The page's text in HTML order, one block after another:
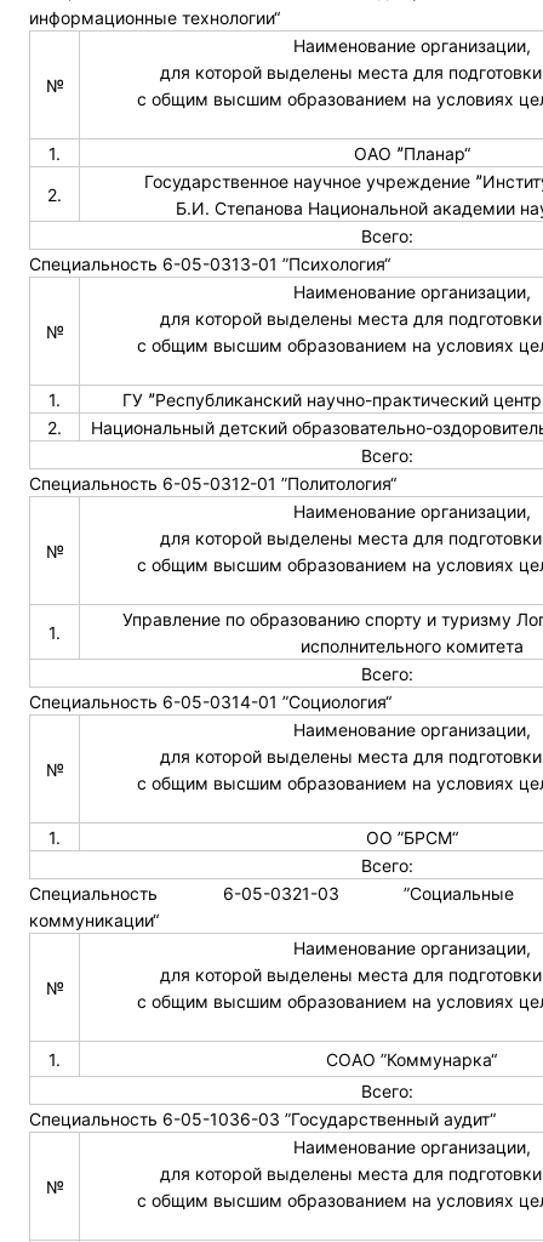
информационные технологии“
№
Наименование организации,
для которой выделены места для
с общим высшим образованием на условиях
1.
ОАО ˮПланар“
2.
Государственное научное учреждение
Б.И. Степанова Национальной академии
Всего:
Специальность 6-05-0313-01 ”Психология“
№
Наименование организации,
для которой выделены места для
с общим высшим образованием на условиях
1.
ГУ ˮРеспубликанский научно-практический
2.
Национальный детский образовательно-
Всего:
Специальность 6-05-0312-01 ”Политология“
№
Наименование организации,
для которой выделены места для
с общим высшим образованием на условиях
1.
Управление по образованию спорту и туризму
исполнительного комитета
Всего:
Специальность 6-05-0314-01 ”Социология“
№
Наименование организации,
для которой выделены места для
с общим высшим образованием на условиях
1.
ОО ”БРСМ“
Всего:
Специальность 6-05-0321-03 ”Социальные
коммуникации“
№
Наименование организации,
для которой выделены места для
с общим высшим образованием на условиях
1.
СОАО ”Коммунарка“
Всего:
Специальность 6-05-1036-03 ”Государственный аудит“
№
Наименование организации,
для которой выделены места для
с общим высшим образованием на условиях